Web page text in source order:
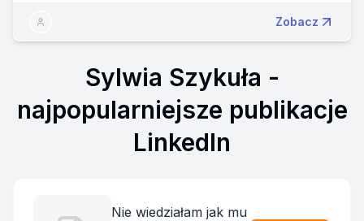
Zobacz
Sylwia Szykuła -
najpopularniejsze publikacje
LinkedIn
Nie wiedziałam jak mu